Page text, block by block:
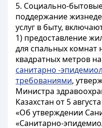
5. Социально-
поддержание
услуг в быту,
1) предоставление
для спальных комнат
квадратных метров
санитарно -
требованиями,
Министра
Казахстан от 5
«Об утверждении
«Санитарно-